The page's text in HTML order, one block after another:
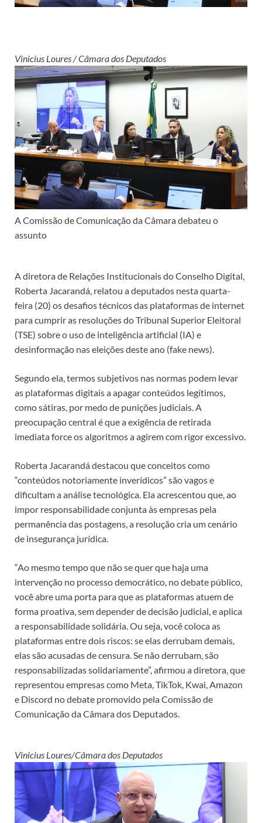
Vinicius Loures / Câmara dos Deputados
A Comissão de Comunicação da Câmara debateu o
assunto
A diretora de Relações Institucionais do Conselho Digital,
Roberta Jacarandá, relatou a deputados nesta quarta-
feira (20) os desafios técnicos das plataformas de internet
para cumprir as resoluções do Tribunal Superior Eleitoral
(TSE) sobre o uso de inteligência artificial (IA) e
desinformação nas eleições deste ano (fake news).
Segundo ela, termos subjetivos nas normas podem levar
as plataformas digitais a apagar conteúdos legítimos,
como sátiras, por medo de punições judiciais. A
preocupação central é que a exigência de retirada
imediata force os algoritmos a agirem com rigor excessivo.
Roberta Jacarandá destacou que conceitos como
“conteúdos notoriamente inverídicos” são vagos e
dificultam a análise tecnológica. Ela acrescentou que, ao
impor responsabilidade conjunta às empresas pela
permanência das postagens, a resolução cria um cenário
de insegurança jurídica.
“Ao mesmo tempo que não se quer que haja uma
intervenção no processo democrático, no debate público,
você abre uma porta para que as plataformas atuem de
forma proativa, sem depender de decisão judicial, e aplica
a responsabilidade solidária. Ou seja, você coloca as
plataformas entre dois riscos: se elas derrubam demais,
elas são acusadas de censura. Se não derrubam, são
responsabilizadas solidariamente”, afirmou a diretora, que
representou empresas como Meta, TikTok, Kwai, Amazon
e Discord no debate promovido pela Comissão de
Comunicação da Câmara dos Deputados.
Vinicius Loures/Câmara dos Deputados